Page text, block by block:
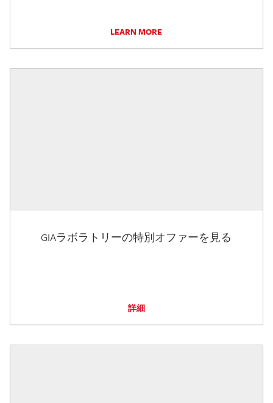
LEARN MORE
GIAラボラトリーの特別オファーを見る
詳細